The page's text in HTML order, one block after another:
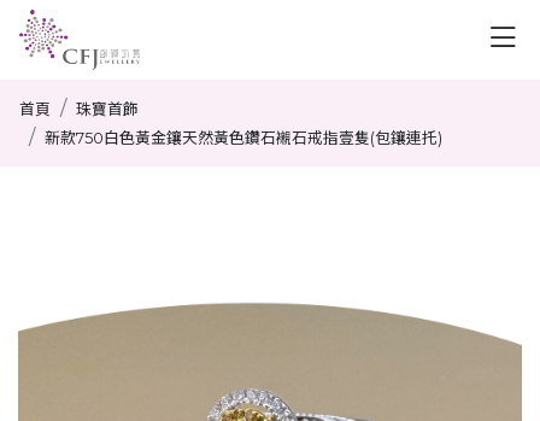
首頁
珠寶首飾
新款750白色黃金鑲天然黃色鑽石襯石戒指壹隻(包鑲連托)